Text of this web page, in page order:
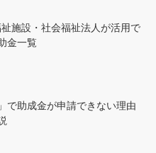
祉施設・社会福祉法人が活用で
金一覧
で助成金が申請できない理由